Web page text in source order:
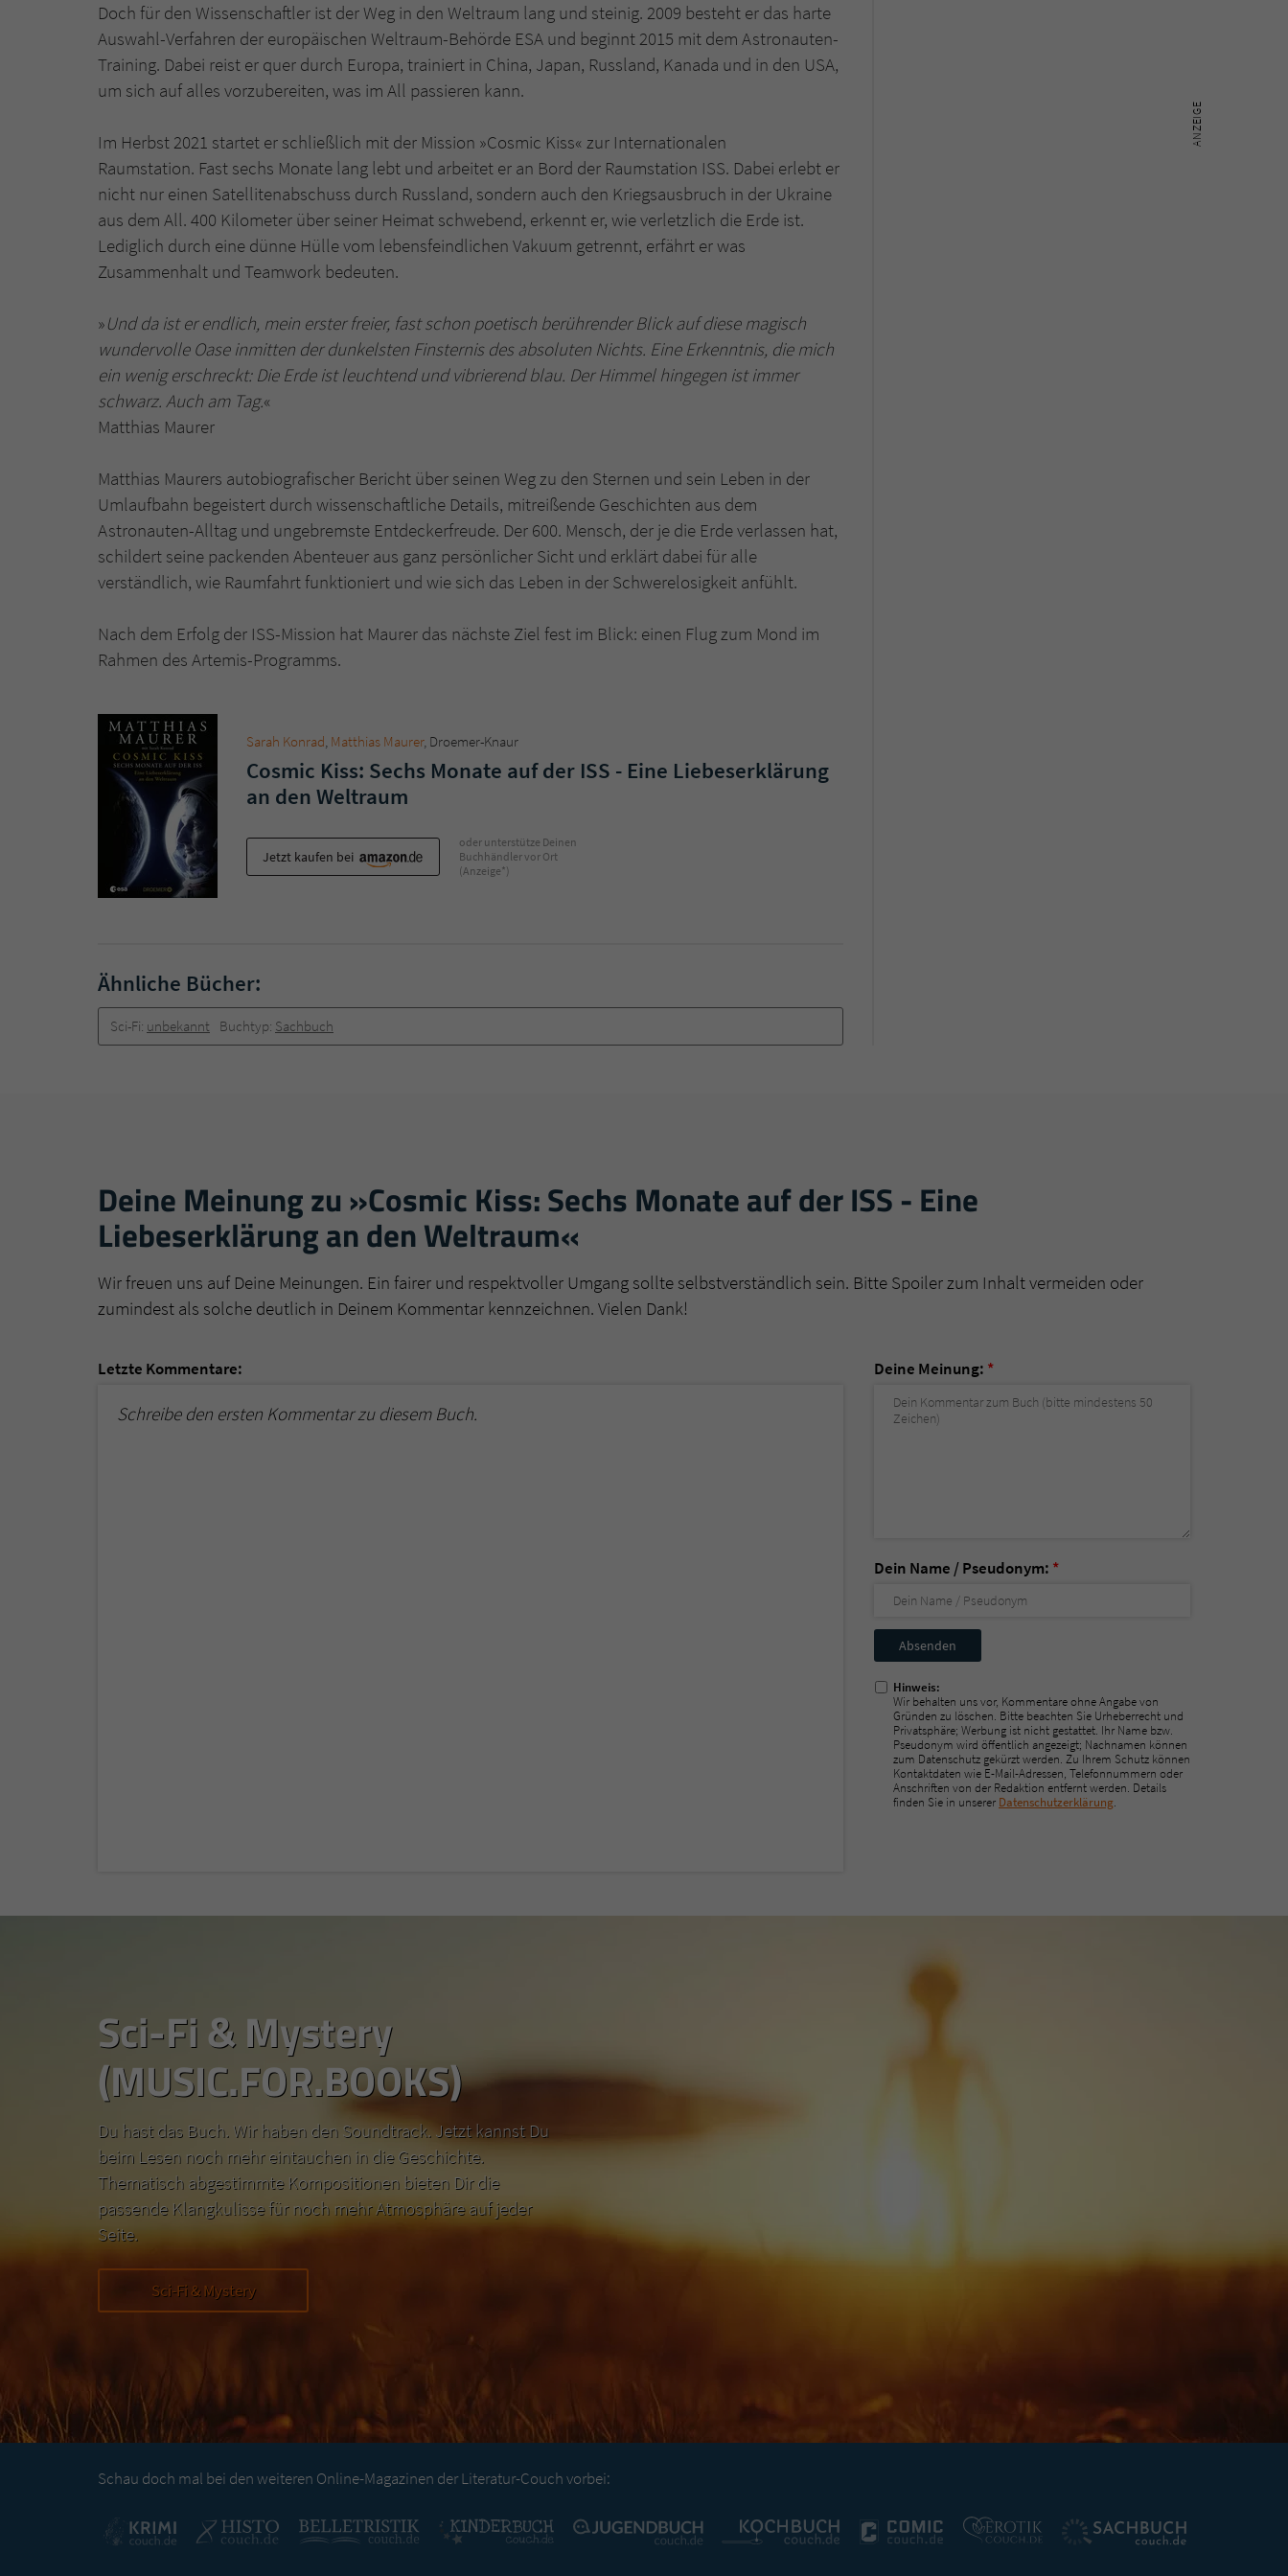
Doch für den Wissenschaftler ist der Weg in den Weltraum lang und steinig. 2009 besteht er das harte
Auswahl-Verfahren der europäischen Weltraum-Behörde ESA und beginnt 2015 mit dem Astronauten-
Training. Dabei reist er quer durch Europa, trainiert in China, Japan, Russland, Kanada und in den USA,
um sich auf alles vorzubereiten, was im All passieren kann.
Im Herbst 2021 startet er schließlich mit der Mission »Cosmic Kiss« zur Internationalen
Raumstation. Fast sechs Monate lang lebt und arbeitet er an Bord der Raumstation ISS. Dabei erlebt er
nicht nur einen Satellitenabschuss durch Russland, sondern auch den Kriegsausbruch in der Ukraine
aus dem All. 400 Kilometer über seiner Heimat schwebend, erkennt er, wie verletzlich die Erde ist.
Lediglich durch eine dünne Hülle vom lebensfeindlichen Vakuum getrennt, erfährt er was
Zusammenhalt und Teamwork bedeuten.
»Und da ist er endlich, mein erster freier, fast schon poetisch berührender Blick auf diese magisch
wundervolle Oase inmitten der dunkelsten Finsternis des absoluten Nichts. Eine Erkenntnis, die mich
ein wenig erschreckt: Die Erde ist leuchtend und vibrierend blau. Der Himmel hingegen ist immer
schwarz. Auch am Tag.«
Matthias Maurer
Matthias Maurers autobiografischer Bericht über seinen Weg zu den Sternen und sein Leben in der
Umlaufbahn begeistert durch wissenschaftliche Details, mitreißende Geschichten aus dem
Astronauten-Alltag und ungebremste Entdeckerfreude. Der 600. Mensch, der je die Erde verlassen hat,
schildert seine packenden Abenteuer aus ganz persönlicher Sicht und erklärt dabei für alle
verständlich, wie Raumfahrt funktioniert und wie sich das Leben in der Schwerelosigkeit anfühlt.
Nach dem Erfolg der ISS-Mission hat Maurer das nächste Ziel fest im Blick: einen Flug zum Mond im
Rahmen des Artemis-Programms.
Sarah Konrad, Matthias Maurer, Droemer-Knaur
Cosmic Kiss: Sechs Monate auf der ISS - Eine Liebeserklärung
an den Weltraum
Jetzt kaufen bei
oder unterstütze Deinen
Buchhändler vor Ort
(Anzeige*)
Ähnliche Bücher:
Sci-Fi: unbekannt Buchtyp: Sachbuch
Deine Meinung zu »Cosmic Kiss: Sechs Monate auf der ISS - Eine
Liebeserklärung an den Weltraum«
Wir freuen uns auf Deine Meinungen. Ein fairer und respektvoller Umgang sollte selbstverständlich sein. Bitte Spoiler zum Inhalt vermeiden oder
zumindest als solche deutlich in Deinem Kommentar kennzeichnen. Vielen Dank!
Letzte Kommentare:
Schreibe den ersten Kommentar zu diesem Buch.
Deine Meinung: *
Dein Name / Pseudonym: *
Nicht
ausfüllen!
Hinweis:
Wir behalten uns vor, Kommentare ohne Angabe von
Gründen zu löschen. Bitte beachten Sie Urheberrecht und
Privatsphäre; Werbung ist nicht gestattet. Ihr Name bzw.
Pseudonym wird öffentlich angezeigt; Nachnamen können
zum Datenschutz gekürzt werden. Zu Ihrem Schutz können
Kontaktdaten wie E-Mail-Adressen, Telefonnummern oder
Anschriften von der Redaktion entfernt werden. Details
finden Sie in unserer Datenschutzerklärung.
Sci-Fi & Mystery
(MUSIC.FOR.BOOKS)
Du hast das Buch. Wir haben den Soundtrack. Jetzt kannst Du
beim Lesen noch mehr eintauchen in die Geschichte.
Thematisch abgestimmte Kompositionen bieten Dir die
passende Klangkulisse für noch mehr Atmosphäre auf jeder
Seite.
Sci-Fi & Mystery
Schau doch mal bei den weiteren Online-Magazinen der Literatur-Couch vorbei:
Name tx_pwcomments_ahash
Anbieter
Laufzeit 1 Jahr
Zweck Cookie für Kommentare einzelner Buchtitel
Name fe_typo_user
Laufzeit Session
Dieses Cookie gewährleistet die Kommunikation der
Webseite mit dem Benutzer. Es wird benötigt um z. B.